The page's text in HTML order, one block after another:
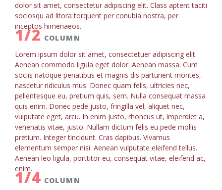
dolor sit amet, consectetur adipiscing elit. Class aptent taciti
sociosqu ad litora torquent per conubia nostra, per
inceptos himenaeos.
1/2 COLUMN
Lorem ipsum dolor sit amet, consectetuer adipiscing elit.
Aenean commodo ligula eget dolor. Aenean massa. Cum
sociis natoque penatibus et magnis dis parturient montes,
nascetur ridiculus mus. Donec quam felis, ultricies nec,
pellentesque eu, pretium quis, sem. Nulla consequat massa
quis enim. Donec pede justo, fringilla vel, aliquet nec,
vulputate eget, arcu. In enim justo, rhoncus ut, imperdiet a,
venenatis vitae, justo. Nullam dictum felis eu pede mollis
pretium. Integer tincidunt. Cras dapibus. Vivamus
elementum semper nisi. Aenean vulputate eleifend tellus.
Aenean leo ligula, porttitor eu, consequat vitae, eleifend ac,
enim.
1/4 COLUMN